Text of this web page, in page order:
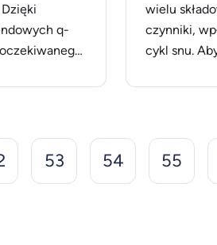
q-
serii
Usuwanie
wielu
czynniki,
cykl snu.
organizmu,
1. Zadbaj
53 54 55